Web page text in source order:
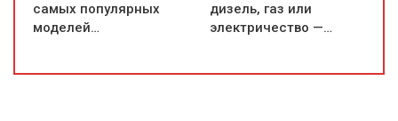
самых популярных
моделей…
дизель, газ или
электричество —…